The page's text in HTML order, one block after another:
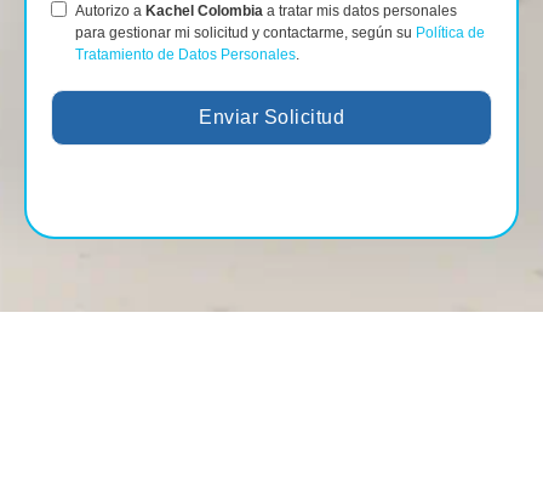
Autorizo a Kachel Colombia a tratar mis datos personales
para gestionar mi solicitud y contactarme, según su Política de
Tratamiento de Datos Personales
Enviar Solicitud